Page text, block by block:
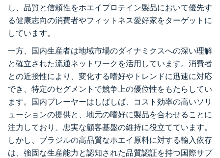
し、品質と信頼性をホエイプロテイン製品において優先す
る健康志向の消費者やフィットネス愛好家をターゲットに
しています。
一方、国内生産者は地域市場のダイナミクスへの深い理解
と確立された流通ネットワークを活用しています。消費者
との近接性により、変化する嗜好やトレンドに迅速に対応
でき、特定のセグメントで競争上の優位性をもたらしてい
ます。国内プレーヤーはしばしば、コスト効率の高いソリ
ューションの提供と、地元の嗜好に製品を合わせることに
注力しており、忠実な顧客基盤の維持に役立てています。
しかし、ブラジルの高品質なホエイ原料に対する輸入依存
は、強固な生産能力と認知された品質認証を持つ国際サプ